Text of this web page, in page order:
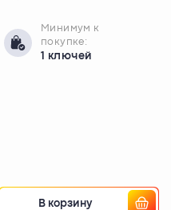
Минимум к
покупке:
1 ключей
В корзину